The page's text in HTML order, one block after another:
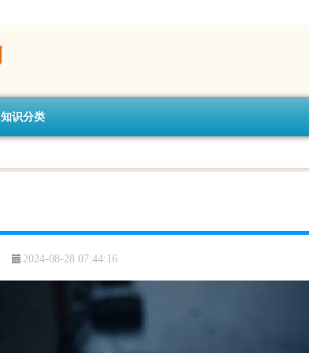
知识分类
2024-08-28 07:44:16